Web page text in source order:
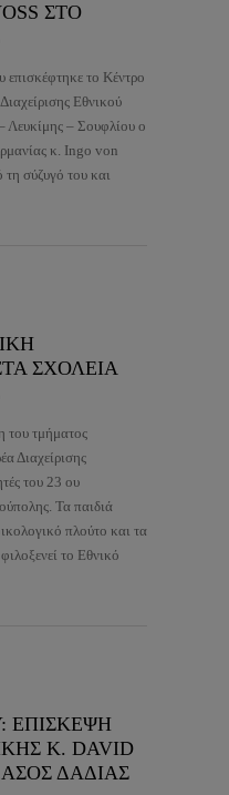
ΣΤΟ
το Κέντρο
Εθνικού
Λευκίμης – Σουφλίου ο
κ. Ingo von
σύζυγό του και
ΣΧΟΛΕΙΑ
του τμήματος
Διαχείρισης
του 23 ου
Τα παιδιά
πλούτο και τα
το Εθνικό
ΕΠΙΣΚΕΨΗ
Κ. DAVID
ΔΑΔΙΑΣ